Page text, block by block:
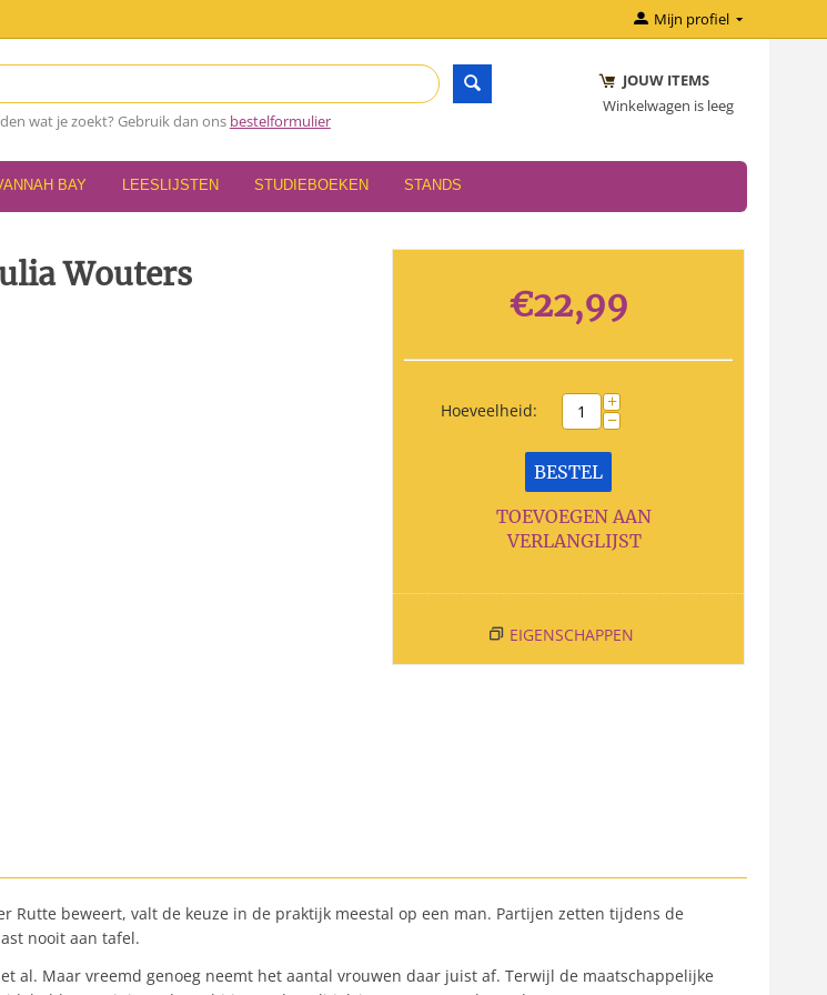
Mijn profiel
wat je zoekt? Gebruik dan ons bestelformulier
JOUW ITEMS
Winkelwagen is leeg
BAY LEESLIJSTEN STUDIEBOEKEN STANDS
Wouters
€22,99
Hoeveelheid: +
−
BESTEL
TOEVOEGEN AAN
VERLANGLIJST
EIGENSCHAPPEN
Rutte beweert, valt de keuze in de praktijk meestal op een man. Partijen zetten tijdens de
nooit aan tafel.
al. Maar vreemd genoeg neemt het aantal vrouwen daar juist af. Terwijl de maatschappelijke